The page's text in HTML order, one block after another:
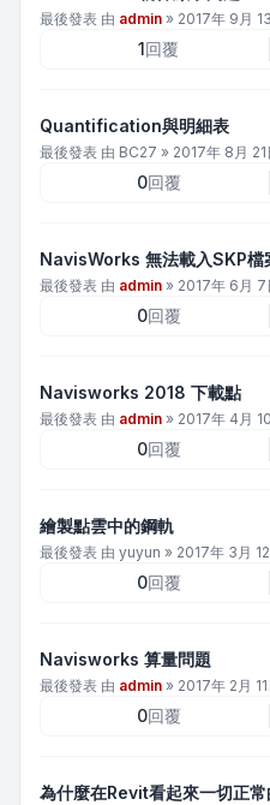
最後發表 由 admin » 2017年 9月
1回覆
Quantification與明細表
最後發表 由 BC27 » 2017年 8月
0回覆
NavisWorks 無法載入SKP檔
最後發表 由 admin » 2017年 6月 7
0回覆
Navisworks 2018 下載點
最後發表 由 admin » 2017年 4月
0回覆
繪製點雲中的鋼軌
最後發表 由 yuyun » 2017年 3月
0回覆
Navisworks 算量問題
最後發表 由 admin » 2017年 2月
0回覆
為什麼在Revit看起來一切正